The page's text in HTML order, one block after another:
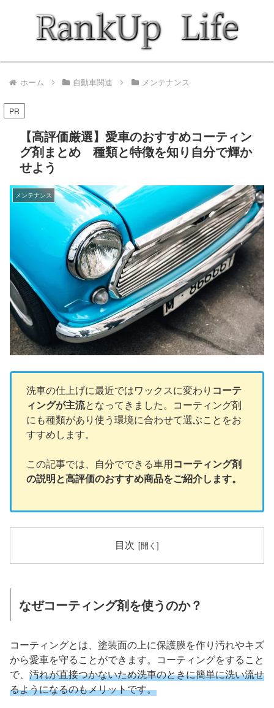
ホーム 自動車関連 メンテナンス
PR
【高評価厳選】愛車のおすすめコーティン
グ剤まとめ 種類と特徴を知り自分で輝か
せよう
メンテナンス
洗車の仕上げに最近ではワックスに変わり コーテ
ィングが主流となってきました。コーティング剤
にも種類があり使う環境に合わせて選ぶことをお
すすめします。
この記事では、自分でできる車用コーティング剤
の説明と高評価のおすすめ商品をご紹介します。
目次
なぜコーティング剤を使うのか？
コーティングとは、塗装面の上に保護膜を作り汚れやキズ
から愛車を守ることができます。コーティングをすること
で、 汚れが直接つかないため洗車のときに簡単に洗い流せ
るようになるのもメリットです。